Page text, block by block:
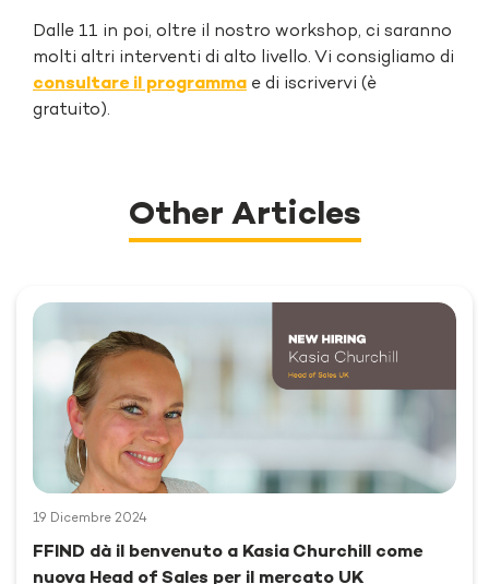
Dalle 11 in poi, oltre il nostro workshop, ci saranno
molti altri interventi di alto livello. Vi consigliamo di
consultare il programma e di iscrivervi (è
gratuito).
Other Articles
19 Dicembre 2024
FFIND dà il benvenuto a Kasia Churchill come
nuova Head of Sales per il mercato UK